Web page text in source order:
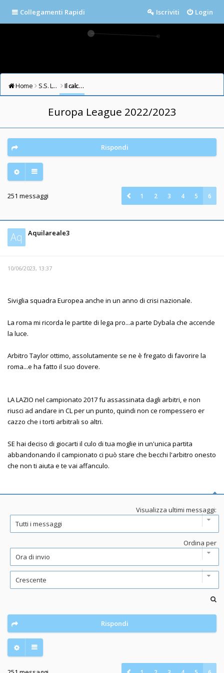
Collegamenti Rapidi Login
Iscriviti
Home S.S. LAZIO FORUM Il calcio in testa
Europa League 2022/2023
Rispondi
251 messaggi 1 2 3 4 5 6
Aq Aquilareale3
10/06/2023, 13:37
Siviglia squadra Europea anche in un anno di crisi nazionale.
La roma mi ricorda le partite di lega pro...a parte Dybala che accende
la luce.
Arbitro Taylor ottimo, assolutamente se ne è fregato di favorire la
roma...e ha fatto il suo dovere.
LA LAZIO nel campionato 2017 fu assassinata dagli arbitri, e non
riusci ad andare in CL per un punto, quindi non ce rompessero er
cazzo che i torti arbitrali so altri.
SE hai deciso di giocarti il culo di tua moglie in un'unica partita
abbandonando il campionato ci può stare che becchi l'arbitro onesto
che non ti aiuta e te vai affanculo.
Visualizza ultimi messaggi:
Ordina per
Rispondi